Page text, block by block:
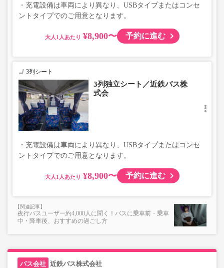
・充電設備は車両により異なり、USBタイプまたはコンセ
ントタイプでのご用意となります。
大人 ¥8,900〜 予約に進む
3列シート
3列独立シート／近鉄バス株
式会
・充電設備は車両により異なり、USBタイプまたはコンセ
ントタイプでのご用意となります。
大人 ¥8,900〜 予約に進む
夜行バスユーザー約4,000人に聞く！バスに乗車前・乗車
中・降車後、おすすめの過ごし方
近鉄バス株式会社